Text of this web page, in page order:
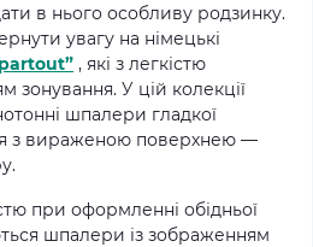
в нього особливу родзинку.
увагу на німецькі
, які з легкістю
зонування. У цій колекції
шпалери гладкої
з вираженою поверхнею —
при оформленні обідньої
шпалери із зображенням